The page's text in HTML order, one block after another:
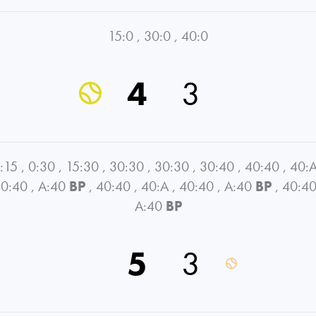
15:0 , 30:0 , 40:0
4 3
, 0:30 , 15:30 , 30:30 , 30:30 , 30:40 , 40:40 ,
, A:40 BP , 40:40 , 40:A , 40:40 , A:40 BP , 40:40
A:40 BP
5 3